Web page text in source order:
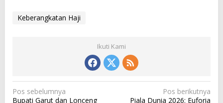
Keberangkatan Haji
Ikuti Kami
N
Pos sebelumnya
Bupati Garut dan Lonceng
Pos berikutnya
Piala Dunia 2026: Euforia